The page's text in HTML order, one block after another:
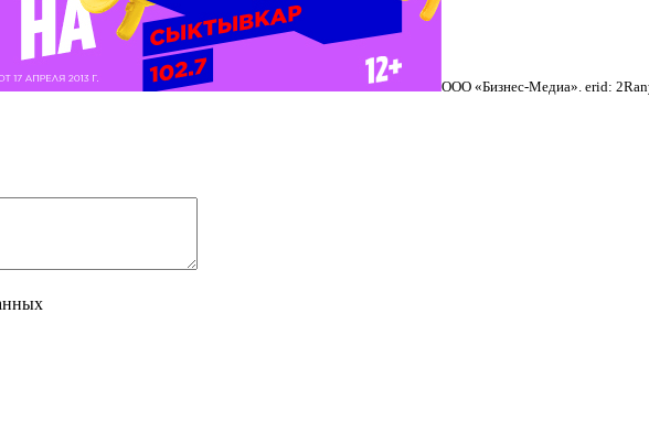
ООО «Бизнес-Медиа». erid: